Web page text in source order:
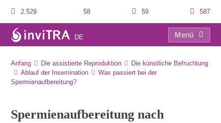
2.529 58 59 587
DE
Menü
Anfang Die assistierte Reproduktion
Die künstliche Befruchtung
Ablauf der Insemination
Was passiert bei der
Spermienaufbereitung?
Spermienaufbereitung nach